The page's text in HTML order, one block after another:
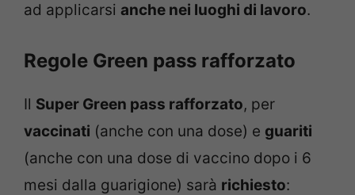
ad applicarsi anche nei luoghi di lavoro.
Regole Green pass rafforzato
Il Super Green pass rafforzato, per
vaccinati (anche con una dose) e guariti
(anche con una dose di vaccino dopo i 6
mesi dalla guarigione) sarà richiesto: